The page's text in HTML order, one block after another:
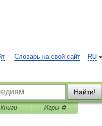
RU
Словарь на свой сайт
Найти!
Книги Игры ⚽